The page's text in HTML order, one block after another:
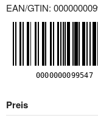
EAN/GTIN:
Preis